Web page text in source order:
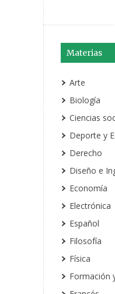
Materias
Arte
Biología
Ciencias
Deporte y
Derecho
Diseño e
Economía
Electrónica
Español
Filosofía
Física
Formación